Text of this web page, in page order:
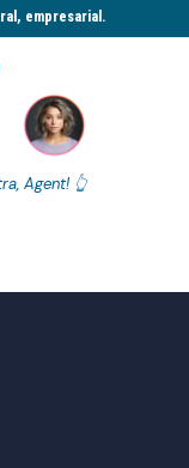
empresarial.​
Agent! 👆